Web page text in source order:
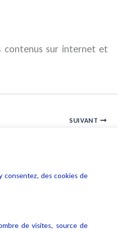
contenus sur internet et
SUIVANT
consentez, des cookies de
de visites, source de